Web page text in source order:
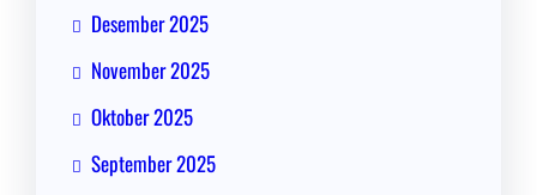
Desember 2025
November 2025
Oktober 2025
September 2025